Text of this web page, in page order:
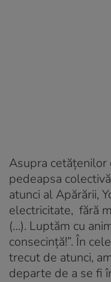
Asupra cetăţenilor
pedeapsa
atunci al Apărării,
electricitate, fără
(…). Luptăm cu
consecinţă!”. În
trecut de atunci,
departe de a se fi